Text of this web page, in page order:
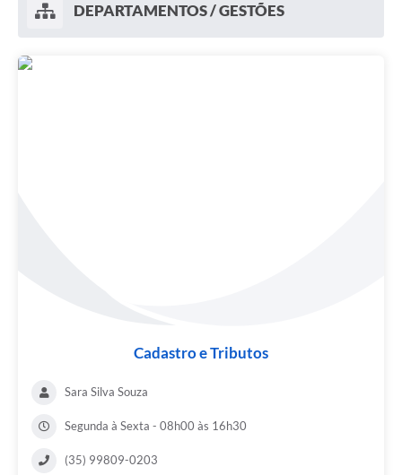
DEPARTAMENTOS / GESTÕES
Cadastro e Tributos
Sara Silva Souza
Segunda à Sexta - 08h00 às 16h30
(35) 99809-0203